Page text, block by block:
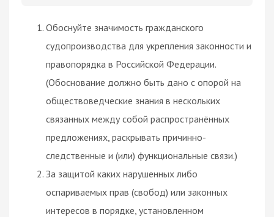
Обоснуйте значимость гражданского
судопроизводства для укрепления законности и
правопорядка в Российской Федерации.
(Обоснование должно быть дано с опорой на
обществоведческие знания в нескольких
связанных между собой распространённых
предложениях, раскрывать причинно-
следственные и (или) функциональные связи.)
За защитой каких нарушенных либо
оспариваемых прав (свобод) или законных
интересов в порядке, установленном